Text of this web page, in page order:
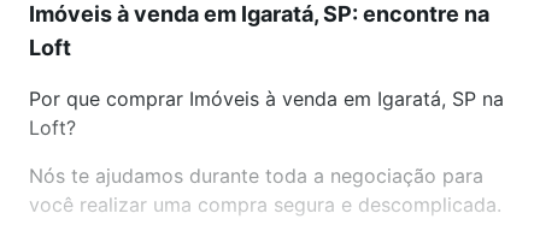
Imóveis à venda em Igaratá, SP: encontre na
Loft
Por que comprar Imóveis à venda em Igaratá, SP na
Loft?
Nós te ajudamos durante toda a negociação para
você realizar uma compra segura e descomplicada.